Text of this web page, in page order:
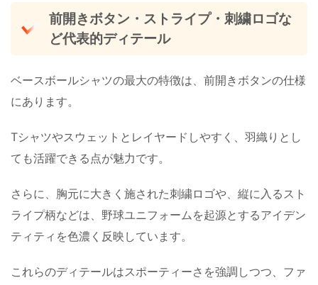
前開きボタン・ストライプ・刺繍ロゴな
ど代表的ディテール
ベースボールシャツの最大の特徴は、前開きボタンの仕様
にあります。
Tシャツやスウェットとレイヤードしやすく、羽織りとし
ても活躍できる点が魅力です。
さらに、胸元に大きく施された刺繍ロゴや、縦に入るスト
ライプ柄などは、野球ユニフォームを起源とするアイデン
ティティを色濃く反映しています。
これらのディテールはスポーティーさを強調しつつ、ファ